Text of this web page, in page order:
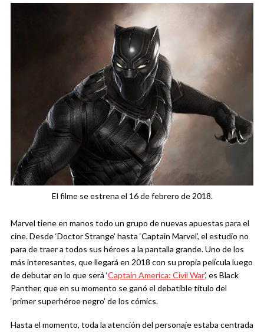
El filme se estrena el 16 de febrero de 2018.
Marvel tiene en manos todo un grupo de nuevas apuestas para el
cine. Desde ‘Doctor Strange’ hasta ‘Captain Marvel’, el estudio no
para de traer a todos sus héroes a la pantalla grande. Uno de los
más interesantes, que llegará en 2018 con su propia película luego
de debutar en lo que será ‘Captain America: Civil War’, es Black
Panther, que en su momento se ganó el debatible título del
‘primer superhéroe negro’ de los cómics.
Hasta el momento, toda la atención del personaje estaba centrada